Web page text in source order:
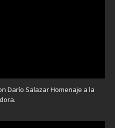
Darío Salazar Homenaje a la